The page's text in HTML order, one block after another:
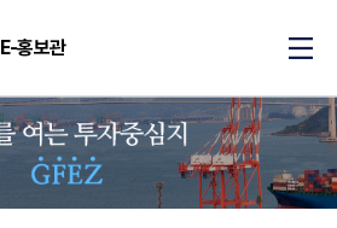
E-홍보관